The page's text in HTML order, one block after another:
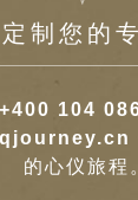
制您的
+400 104
的心仪旅程